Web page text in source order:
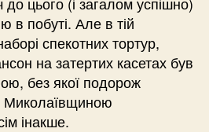
в побуті. Але в тій
спекотних тортур,
на затертих касетах був
без якої подорож
інакше.